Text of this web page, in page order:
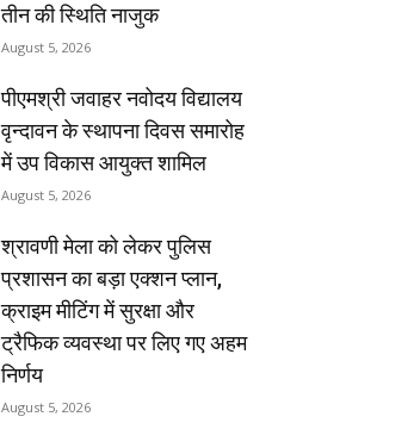
तीन की स्थिति नाजुक
August 5, 2026
पीएमश्री जवाहर नवोदय विद्यालय
वृन्दावन के स्थापना दिवस समारोह
में उप विकास आयुक्त शामिल
August 5, 2026
श्रावणी मेला को लेकर पुलिस
प्रशासन का बड़ा एक्शन प्लान,
क्राइम मीटिंग में सुरक्षा और
ट्रैफिक व्यवस्था पर लिए गए अहम
निर्णय
August 5, 2026